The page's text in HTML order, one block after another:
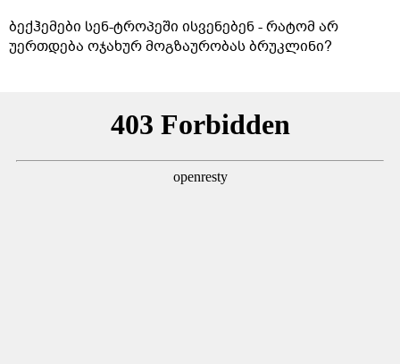
ბექჰემები სენ-ტროპეში ისვენებენ - რატომ არ
უერთდება ოჯახურ მოგზაურობას ბრუკლინი?